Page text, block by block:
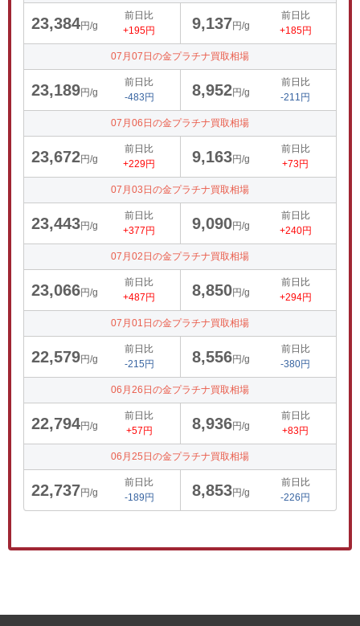
23,384円/g
前日比
+195円
9,137円/g
前日比
+185円
07月07日の金プラチナ買取相場
23,189円/g
前日比
-483円
8,952円/g
前日比
-211円
07月06日の金プラチナ買取相場
23,672円/g
前日比
+229円
9,163円/g
前日比
+73円
07月03日の金プラチナ買取相場
23,443円/g
前日比
+377円
9,090円/g
前日比
+240円
07月02日の金プラチナ買取相場
23,066円/g
前日比
+487円
8,850円/g
前日比
+294円
07月01日の金プラチナ買取相場
22,579円/g
前日比
-215円
8,556円/g
前日比
-380円
06月26日の金プラチナ買取相場
22,794円/g
前日比
+57円
8,936円/g
前日比
+83円
06月25日の金プラチナ買取相場
22,737円/g
前日比
-189円
8,853円/g
前日比
-226円